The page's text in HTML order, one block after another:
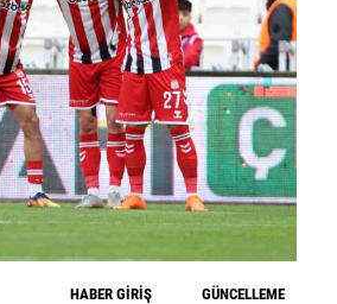
HABER GİRİŞ
GÜNCELLEME